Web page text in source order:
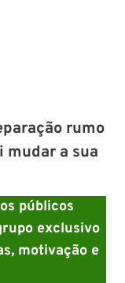
rumo
mudar a sua
públicos
exclusivo
motivação e